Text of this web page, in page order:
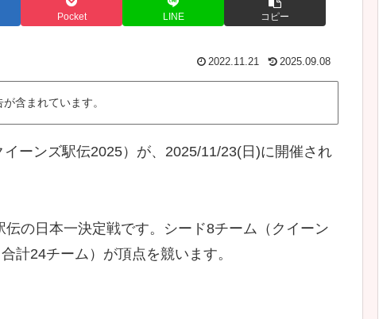
Pocket LINE コピー
2022.11.21 2025.09.08
含まれています。
ーンズ駅伝2025）が、2025/11/23(日)に開催され
の日本一決定戦です。シード8チーム（クイーン
計24チーム）が頂点を競います。